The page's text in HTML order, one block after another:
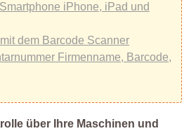
iPhone, iPad und
dem Barcode Scanner
Firmenname, Barcode,
über Ihre Maschinen und